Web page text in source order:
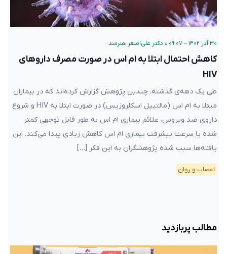
۳۰ آذر ۱۴۰۲ – ۰۹:۰۷ • دکتر علی‌اصغر هنرمند
کاهش احتمال ابتلا به ام اس در صورت مصرف داروهای
HIV
طی یک دهه‌ی گذشته، چندین پژوهش گزارش کرده‌اند که در بیماران
مبتلا به ام اس (مالتیپل اسکلروزیس) در صورت ابتلا به HIV و شروع
داروی ضد ویروس، علائم بیماری ام اس به طور قابل توجهی کمتر
شده یا سرعت پیشرفت بیماری ام اس کاهش زیادی پیدا می‌کند. این
یافته‌ها سبب شده پژوهشگران به این فکر […]
اعصاب و روان
مطالب پربازدید